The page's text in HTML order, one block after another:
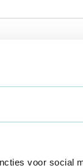
voor social